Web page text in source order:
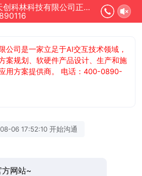
北京天创科林科技有限公司正在为您服务
公司是一家立足于AI交互技术领域，
案规划、软硬件产品设计、生产和施
用方案提供商。 电话：400-0890-
06 17:52:10 开始沟通
网站~